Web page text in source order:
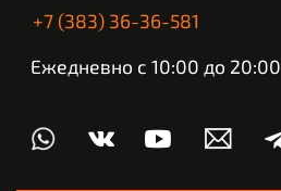
+7 (383) 36-36-581
Ежедневно с 10:00 до 20:00